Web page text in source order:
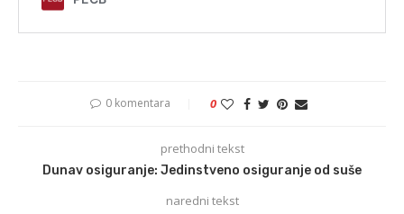
0 komentara 0
prethodni tekst
Dunav osiguranje: Jedinstveno osiguranje od suše
naredni tekst